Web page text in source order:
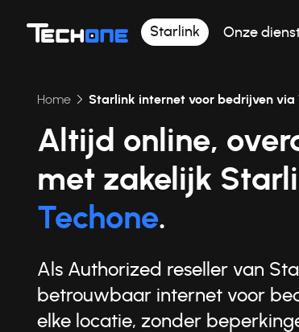
Starlink Onze
Home Starlink internet voor bedrijven via
Altijd online,
met zakelijk
Techone.
Als Authorized reseller van
betrouwbaar internet voor
elke locatie, zonder